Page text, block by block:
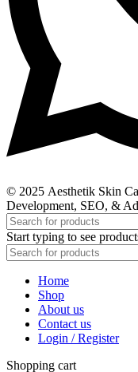
© 2025 Aesthetik Skin
Development, SEO, &
Start typing to see
Home
Shop
About us
Contact us
Login / Register
Shopping cart